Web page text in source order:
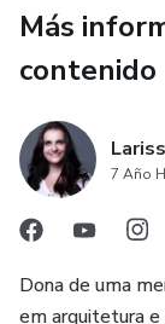
Más
contenido
7 Año
Dona de uma
em arquitetura